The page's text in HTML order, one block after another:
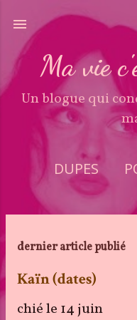
Accéder
Ma vie
Un blogue qui
DUPES
Adernier article publié
Kaïn (dates)
chié le 14 juin